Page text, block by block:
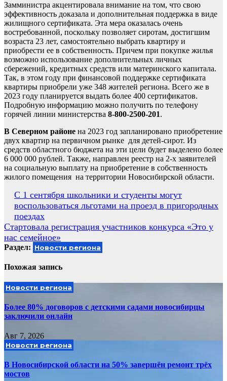
Замминистра акцентировала внимание на том, что свою
эффективность доказала и дополнительная поддержка в виде
жилищного сертификата. Эта мера оказалась очень
востребованной, поскольку позволяет сиротам, достигшим
возраста 23 лет, самостоятельно выбрать квартиру и
приобрести ее в собственность. Причем при покупке жилья
возможно использование дополнительных личных
сбережений, кредитных средств или материнского капитала.
Так, в этом году при финансовой поддержке сертификата
квартиры приобрели уже 348 жителей региона. Всего же в
2023 году планируется выдать более 400 сертификатов.
Подробную информацию можно получить по телефону
горячей линии министерства 8-800-2500-201.
В Северном районе на 2023 год запланировано приобретение
двух квартир на первичном рынке для детей-сирот. Из
средств областного бюджета на эти цели будет выделено более
6 000 000 рублей. Также, направлен реестр на 2-х заявителей
на социальную выплату на приобретение в собственность
жилого помещения на территории Новосибирской области.
Навигация
по
записям
С 1 сентября школьники и студенты могут
воспользоваться льготами на проезд в пригородных
поездах
Стартовала регистрация участников конкурса «Это у
нас семейное»
Раздел: Новости региона
Похожая запись
Новости региона
Более 80% договоров с детскими садами новосибирцы
заключили онлайн
Авг 7, 2026
Новости региона
В Новосибирской области на 50% завершён ремонт трёх
мостов